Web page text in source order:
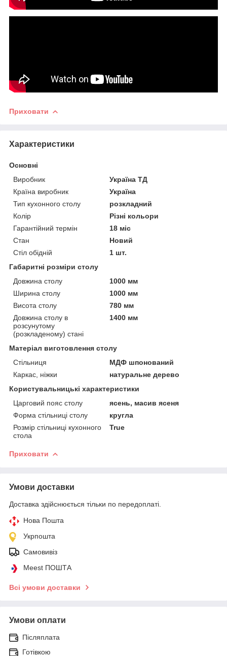
Приховати
Характеристики
Основні
Виробник
Україна ТД
Країна виробник
Україна
Тип кухонного столу
розкладний
Колір
Різні кольори
Гарантійний термін
18 міс
Стан
Новий
Стіл обідній
1 шт.
Габаритні розміри столу
Довжина столу
1000 мм
Ширина столу
1000 мм
Висота столу
780 мм
Довжина столу в
розсунутому
(розкладеному) стані
1400 мм
Матеріал виготовлення столу
Стільниця
МДФ шпонований
Каркас, ніжки
натуральне дерево
Користувальницькі характеристики
Царговий пояс столу
ясень, масив ясеня
Форма стільниці столу
кругла
Розмір стільниці кухонного
стола
True
Приховати
Умови доставки
Доставка здійснюється тільки по передоплаті.
Нова Пошта
Укрпошта
Самовивіз
Meest ПОШТА
Всі умови доставки
Умови оплати
Післяплата
Готівкою